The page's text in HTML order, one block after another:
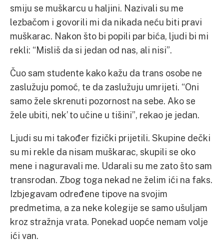
smiju se muškarcu u haljini. Nazivali su me
lezbačom i govorili mi da nikada neću biti pravi
muškarac. Nakon što bi popili par bića, ljudi bi mi
rekli: “Misliš da si jedan od nas, ali nisi”.
Čuo sam studente kako kažu da trans osobe ne
zaslužuju pomoć, te da zaslužuju umrijeti. “Oni
samo žele skrenuti pozornost na sebe. Ako se
žele ubiti, nek’ to učine u tišini”, rekao je jedan.
Ljudi su mi također fizički prijetili. Skupine dečki
su mi rekle da nisam muškarac, skupili se oko
mene i naguravali me. Udarali su me zato što sam
transrodan. Zbog toga nekad ne želim ići na faks.
Izbjegavam određene tipove na svojim
predmetima, a za neke kolegije se samo ušuljam
kroz stražnja vrata. Ponekad uopće nemam volje
ići van.